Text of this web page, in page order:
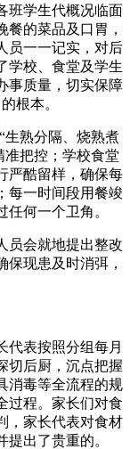
班学生代概况临面
餐的菜品及口胃，
员一一记实，对后
学校、食堂及学生
事质量，切实保障
根本。
熟分隔、烧熟煮
准把控；学校食堂
严酷留样，确保每
每一时间段用餐竣
何一个卫角。
会就地提出整改
现患及时消弭，
表按照分组每月
切后厨，沉点把握
消毒等全流程的规
过程。家长们对食
，家长代表对食材
出了贵重的。